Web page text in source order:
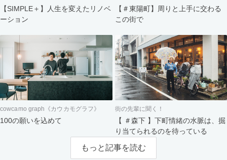
【SIMPLE＋】人生を変えたリノベ
ーション
【＃東陽町】周りと上手に交わる
この街で
cowcamo graph《カウカモグラフ》
100の願いを込めて
街の先輩に聞く！
【 ＃森下 】下町情緒の水脈は、掘
り当てられるのを待っている
もっと記事を読む